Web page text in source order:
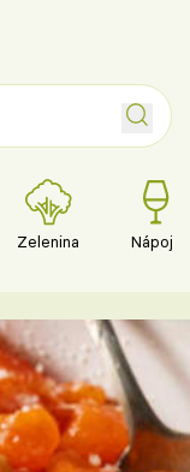
Zelenina Nápoje